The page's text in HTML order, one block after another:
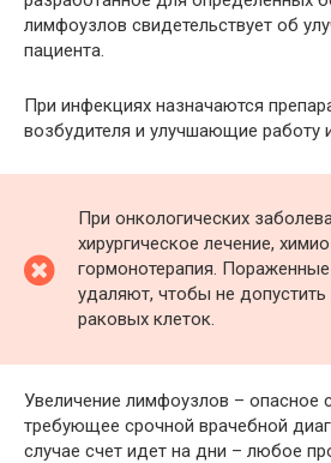
лимфоузлов свидетельствует об
пациента.
При инфекциях назначаются
возбудителя и улучшающие работу
При онкологических
хирургическое лечение,
гормонотерапия.
удаляют, чтобы не допустить
раковых клеток.
Увеличение лимфоузлов – опасное
требующее срочной врачебной
случае счет идет на дни – любое